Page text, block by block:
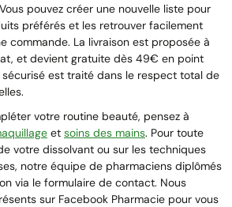
pouvez créer une nouvelle liste pour
préférés et les retrouver facilement
commande. La livraison est proposée à
et devient gratuite dès 49€ en point
sécurisé est traité dans le respect total de
votre routine beauté, pensez à
et soins des mains. Pour toute
votre dissolvant ou sur les techniques
notre équipe de pharmaciens diplômés
via le formulaire de contact. Nous
sur Facebook Pharmacie pour vous